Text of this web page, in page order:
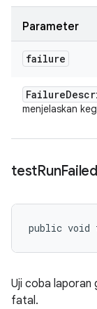
Parameter
failure
Failure
menjelaskan
testRunFailed
public void
Uji coba laporan
fatal.